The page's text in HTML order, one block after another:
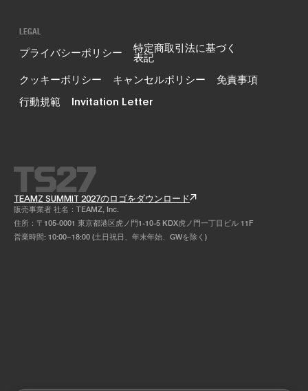
LEGAL
プライバシーポリシー 特定商取引法に基づく
表記
クッキーポリシー
キャンセルポリシー
免責事項
行動規範
Invitation Letter
TEAMZ SUMMIT 2027のロゴをダウンロード
販売事業者 社名：TEAMZ, Inc.
住所：〒105-0001 東京都港区虎ノ門1-10-5 KDX虎ノ門一丁目ビル 11F
営業時間: 10:00~18:00 (土日祝日、年末年始、GWを除く)